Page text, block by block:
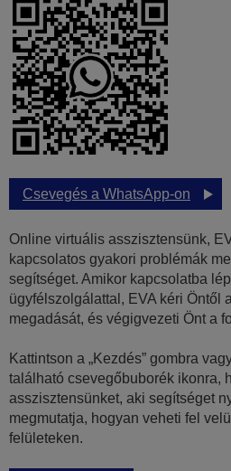
Csevegés a WhatsApp-on
Online virtuális asszisztensünk,
kapcsolatos gyakori problémák
segítséget. Amikor kapcsolatba
ügyfélszolgálattal, EVA kéri Öntől
megadását, és végigvezeti Önt a
Kattintson a „Kezdés” gombra
található csevegőbuborék ikonra,
asszisztensünket, aki segítséget
megmutatja, hogyan veheti fel
felületeken.